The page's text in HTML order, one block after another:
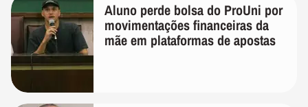
Aluno perde bolsa do ProUni por
movimentações financeiras da
mãe em plataformas de apostas